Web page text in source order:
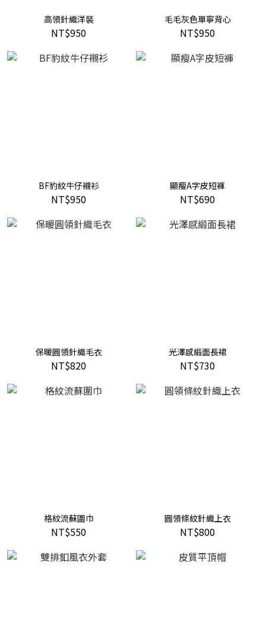
高領針織洋裝
NT$950
毛毛灰色單寧背心
NT$950
BF豹紋牛仔襯衫
NT$950
顯瘦A字皮短褲
NT$690
保暖圓領針織毛衣
NT$820
光澤感緞面長裙
NT$730
格紋流蘇圍巾
NT$550
圓領條紋針織上衣
NT$800